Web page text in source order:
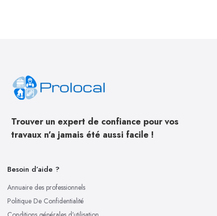
Trouver un expert de confiance pour vos
travaux n’a jamais été aussi facile !
Besoin d’aide ?
Annuaire des professionnels
Politique De Confidentialité